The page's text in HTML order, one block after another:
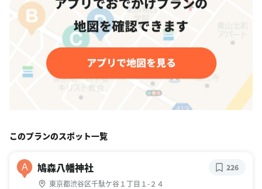
このプランのスポット一覧
A 鳩森八幡神社
東京都渋谷区千駄ケ谷１丁目１-２４
226